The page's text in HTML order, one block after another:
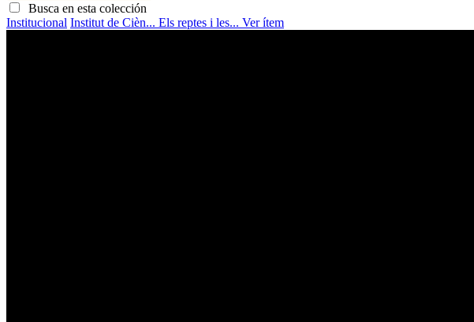
Busca en esta colección
Institucional Institut de Cièn... Els reptes i les... Ver ítem